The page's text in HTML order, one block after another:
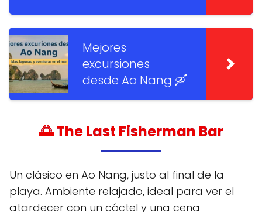
Mejores
excursiones
desde Ao Nang 🛶
🌅The Last Fisherman Bar
Un clásico en Ao Nang, justo al final de la
playa. Ambiente relajado, ideal para ver el
atardecer con un cóctel y una cena